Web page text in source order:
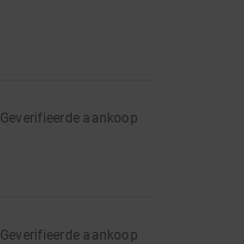
Geverifieerde aankoop
Geverifieerde aankoop